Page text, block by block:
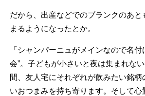
だから、出産などでのブランクのあと
まるようになったとか。
「シャンパーニュがメインなので名付
会”。子どもが小さいと夜は集まれな
間、友人宅にそれぞれが飲みたい銘柄
いおつまみを持ち寄ります。そして心